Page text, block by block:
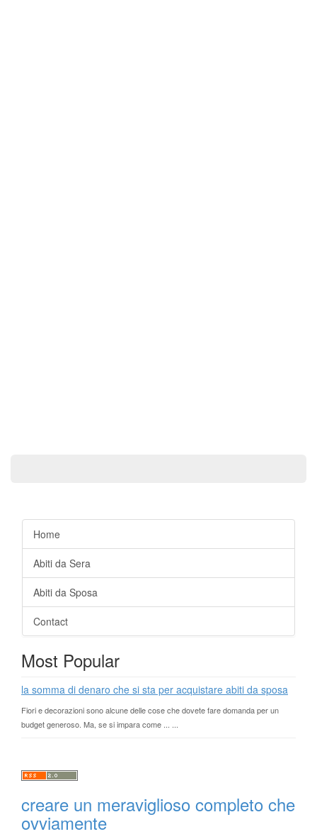
Home
Abiti da Sera
Abiti da Sposa
Contact
Most Popular
la somma di denaro che si sta per acquistare abiti da sposa
Fiori e decorazioni sono alcune delle cose che dovete fare domanda per un
budget generoso. Ma, se si impara come ... ...
creare un meraviglioso completo che
ovviamente